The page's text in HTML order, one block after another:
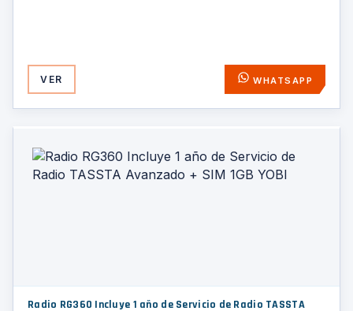
VER WHATSAPP
Radio RG360 Incluye 1 año de Servicio de Radio TASSTA